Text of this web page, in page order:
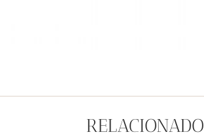
RELACIONADO